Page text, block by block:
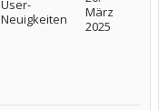
User-
Neuigkeiten
März
2025